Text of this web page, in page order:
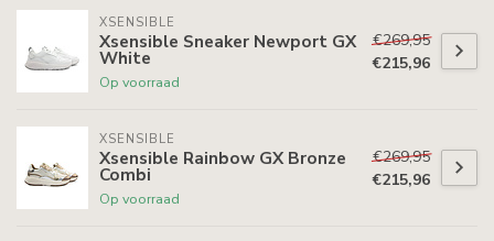
XSENSIBLE
Xsensible Sneaker Newport GX
White
Op voorraad
€269,95
€215,96
XSENSIBLE
Xsensible Rainbow GX Bronze
Combi
Op voorraad
€269,95
€215,96